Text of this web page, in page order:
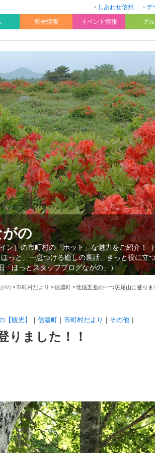
しあわせ信州 デ
観光情報 イベント情報 グ
の
ン）の市町村の「ホット」な魅力をご紹介！
っと」一息つける癒しの裏話、きっと役に
「ほっとスタッフブログながの」）
の >市町村だより >信濃町 >北信五岳の一つ斑尾山に登りま
【観光】 信濃町 市町村だより その他 ］
りました！！